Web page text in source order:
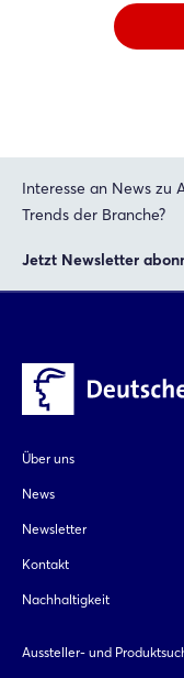
Interesse an News zu
Trends der Branche?
Jetzt Newsletter
Über uns
News
Newsletter
Kontakt
Nachhaltigkeit
Aussteller- und